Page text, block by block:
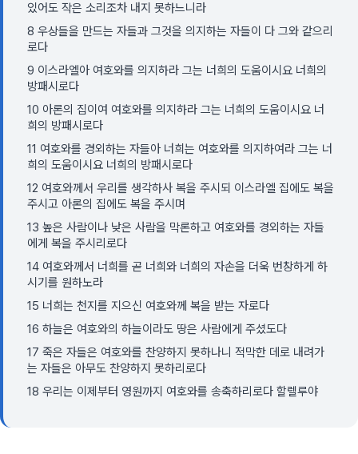
있어도 작은 소리조차 내지 못하느니라
8 우상들을 만드는 자들과 그것을 의지하는 자들이 다 그와 같으리
로다
9 이스라엘아 여호와를 의지하라 그는 너희의 도움이시요 너희의
방패시로다
10 아론의 집이여 여호와를 의지하라 그는 너희의 도움이시요 너
희의 방패시로다
11 여호와를 경외하는 자들아 너희는 여호와를 의지하여라 그는 너
희의 도움이시요 너희의 방패시로다
12 여호와께서 우리를 생각하사 복을 주시되 이스라엘 집에도 복을
주시고 아론의 집에도 복을 주시며
13 높은 사람이나 낮은 사람을 막론하고 여호와를 경외하는 자들
에게 복을 주시리로다
14 여호와께서 너희를 곧 너희와 너희의 자손을 더욱 번창하게 하
시기를 원하노라
15 너희는 천지를 지으신 여호와께 복을 받는 자로다
16 하늘은 여호와의 하늘이라도 땅은 사람에게 주셨도다
17 죽은 자들은 여호와를 찬양하지 못하나니 적막한 데로 내려가
는 자들은 아무도 찬양하지 못하리로다
18 우리는 이제부터 영원까지 여호와를 송축하리로다 할렐루야